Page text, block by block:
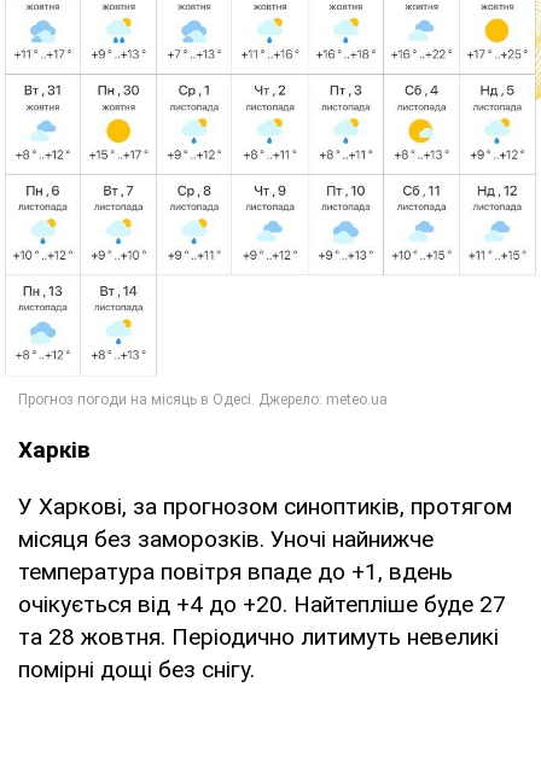
Харків
У Харкові, за прогнозом синоптиків, протягом
місяця без заморозків. Уночі найнижче
температура повітря впаде до +1, вдень
очікується від +4 до +20. Найтепліше буде 27
та 28 жовтня. Періодично литимуть невеликі
помірні дощі без снігу.